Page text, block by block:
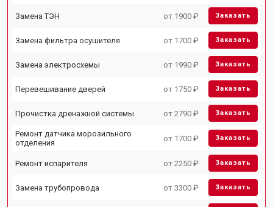
Замена ТЭН от 1900 ₽ Заказать
Замена фильтра осушителя от 1700 ₽ Заказать
Замена электросхемы от 1990 ₽ Заказать
Перевешивание дверей от 1750 ₽ Заказать
Прочистка дренажной системы от 2790 ₽ Заказать
Ремонт датчика морозильного
отделения
от 1700 ₽ Заказать
Ремонт испарителя от 2250 ₽ Заказать
Замена трубопровода от 3300 ₽ Заказать